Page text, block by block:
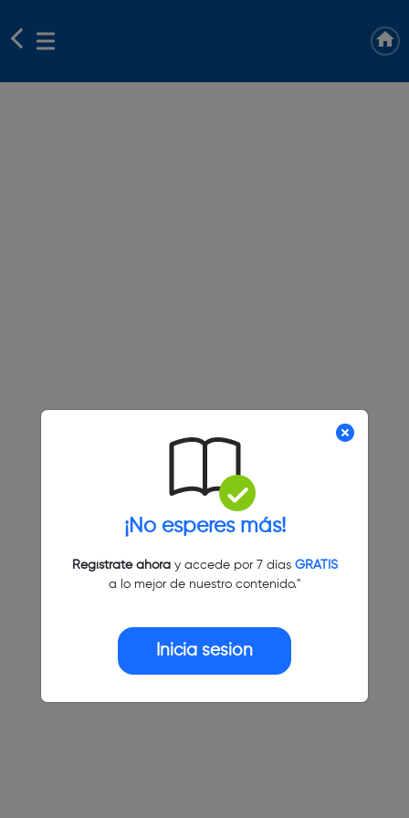
¡No esperes más!
Regístrate ahoray accede por 7 días GRATIS
a lo mejor de nuestro contenido."
Inicia sesión